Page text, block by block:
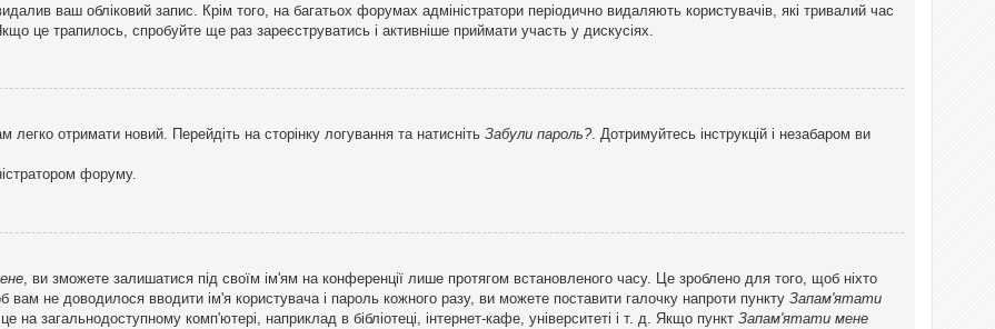
ваш обліковий запис. Крім того, на багатьох форумах адміністратори періодично видаляють користувачів, які тривалий час
це трапилось, спробуйте ще раз зареєструватись і активніше приймати участь у дискусіях.
отримати новий. Перейдіть на сторінку логування та натисніть Забули пароль?. Дотримуйтесь інструкцій і незабаром ви
форуму.
, ви зможете залишатися під своїм ім'ям на конференції лише протягом встановленого часу. Це зроблено для того, щоб ніхто
вам не доводилося вводити ім'я користувача і пароль кожного разу, ви можете поставити галочку напроти пункту Запам'ятати
загальнодоступному комп'ютері, наприклад в бібліотеці, інтернет-кафе, університеті і т. д. Якщо пункт Запам'ятати мене